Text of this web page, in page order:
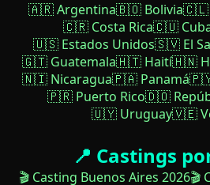
🇦🇷 Argentina🇧🇴 Bolivia🇨🇱
🇨🇷 Costa Rica🇨🇺
🇺🇸 Estados Unidos🇸🇻 El
🇬🇹 Guatemala🇭🇹 Haití🇭🇳
🇳🇮 Nicaragua🇵🇦 Panamá🇵🇾
🇵🇷 Puerto Rico🇩🇴
🇺🇾 Uruguay🇻🇪
📍 Castings
🎬 Casting Buenos Aires 2026🎬